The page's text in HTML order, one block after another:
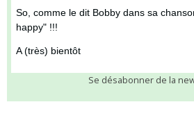
So, comme le dit Bobby dans sa
happy" !!!
A (très) bientôt
Se désabonner de la